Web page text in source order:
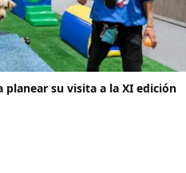
planear su visita a la XI edición